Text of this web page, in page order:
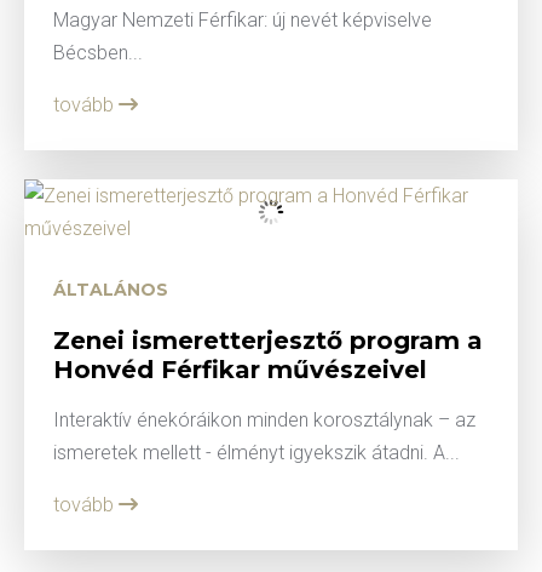
Magyar Nemzeti Férfikar: új nevét képviselve
Bécsben...
tovább
ÁLTALÁNOS
Zenei ismeretterjesztő program a
Honvéd Férfikar művészeivel
Interaktív énekóráikon minden korosztálynak – az
ismeretek mellett - élményt igyekszik átadni. A...
tovább